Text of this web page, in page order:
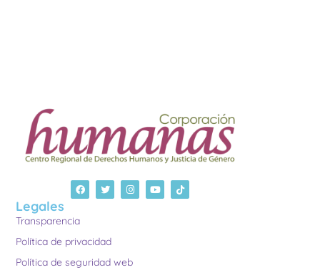
Legales
Transparencia
Política de privacidad
Política de seguridad web